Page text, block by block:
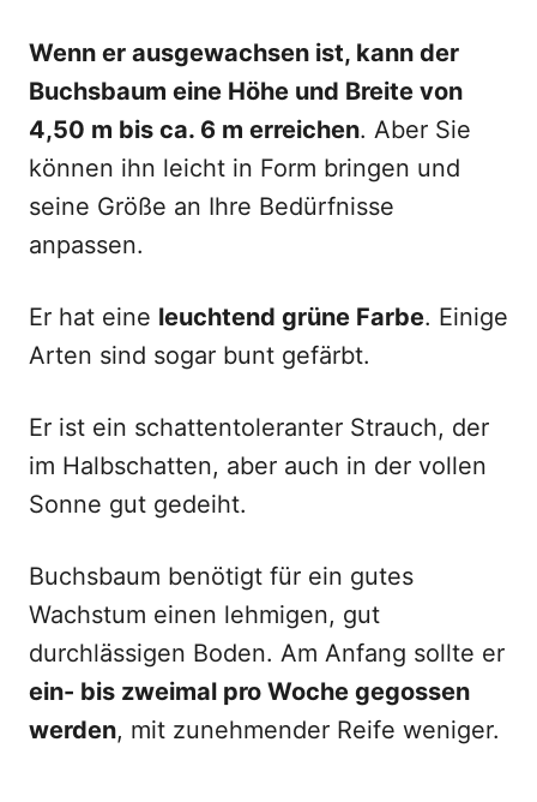
Wenn er ausgewachsen ist, kann der
Buchsbaum eine Höhe und Breite von
4,50 m bis ca. 6 m erreichen. Aber Sie
können ihn leicht in Form bringen und
seine Größe an Ihre Bedürfnisse
anpassen.
Er hat eine leuchtend grüne Farbe. Einige
Arten sind sogar bunt gefärbt.
Er ist ein schattentoleranter Strauch, der
im Halbschatten, aber auch in der vollen
Sonne gut gedeiht.
Buchsbaum benötigt für ein gutes
Wachstum einen lehmigen, gut
durchlässigen Boden. Am Anfang sollte er
ein- bis zweimal pro Woche gegossen
werden, mit zunehmender Reife weniger.